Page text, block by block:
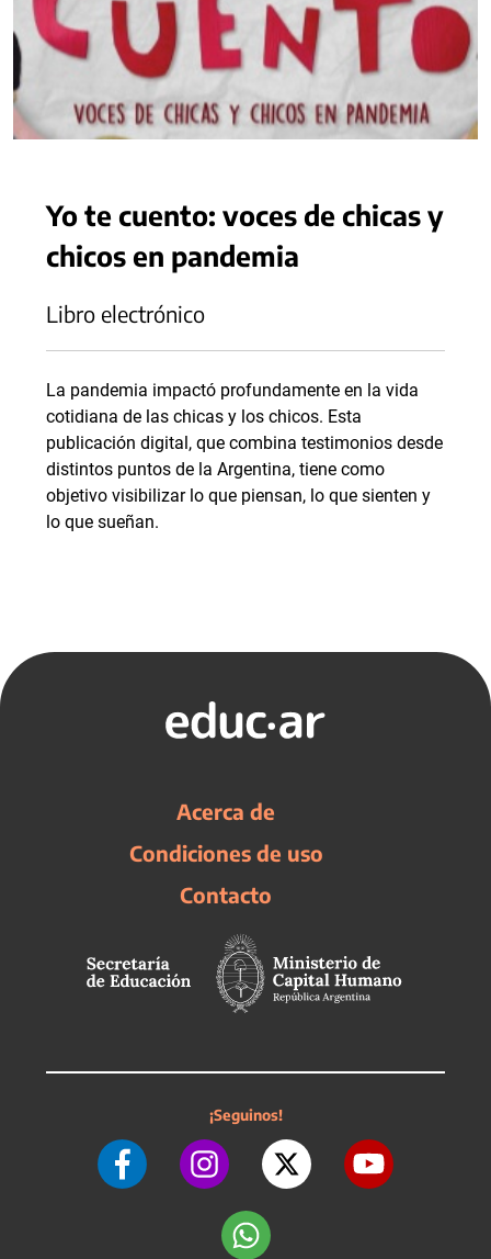
Yo te cuento: voces de chicas y
chicos en pandemia
Libro electrónico
La pandemia impactó profundamente en la vida
cotidiana de las chicas y los chicos. Esta
publicación digital, que combina testimonios desde
distintos puntos de la Argentina, tiene como
objetivo visibilizar lo que piensan, lo que sienten y
lo que sueñan.
Acerca de
Condiciones de uso
Contacto
¡Seguinos!